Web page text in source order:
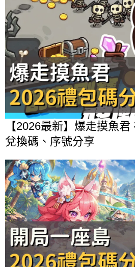
【2026最新】爆走摸魚
兌換碼、序號分享